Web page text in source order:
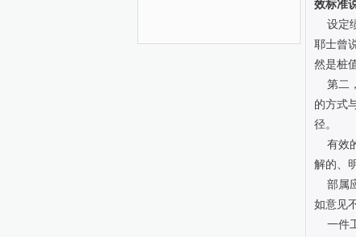
效标准
设定
耶士曾
然是桩
第二
的方式
径。
有效
解的、
部属
如意见
一件